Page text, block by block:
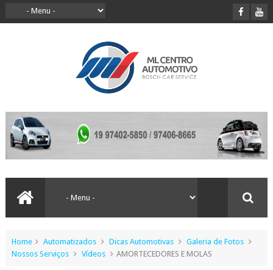
Home Automatizados Dicas Automotivas
Galeria de Fotos
Nossos Serviços
Vídeos AMORTECEDORES E MOLAS